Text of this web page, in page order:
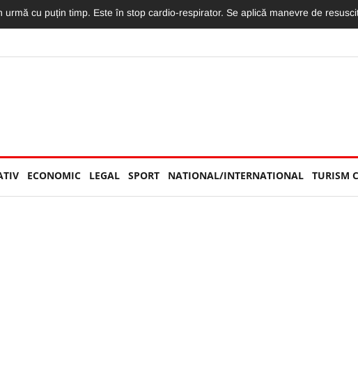
la Cluj: A fost surprinsă singură la Lidl. Și-a cumpărat o înghețată și o apă. Ca
ECONOMIC LEGAL SPORT NATIONAL/INTERNATIONAL TURISM